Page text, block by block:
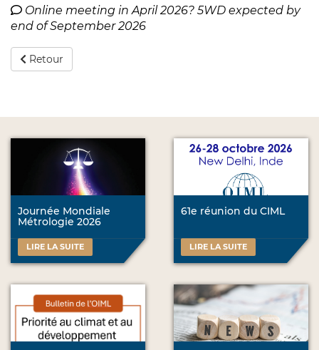
Online meeting in April 2026? 5WD expected by
end of September 2026
Retour
Journée Mondiale
Métrologie 2026
LIRE LA SUITE
61e réunion du CIML
LIRE LA SUITE